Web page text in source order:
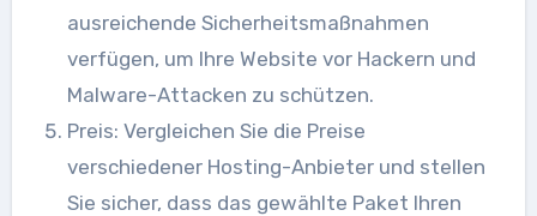
ausreichende Sicherheitsmaßnahmen
verfügen, um Ihre Website vor Hackern und
Malware-Attacken zu schützen.
Preis: Vergleichen Sie die Preise
verschiedener Hosting-Anbieter und stellen
Sie sicher, dass das gewählte Paket Ihren